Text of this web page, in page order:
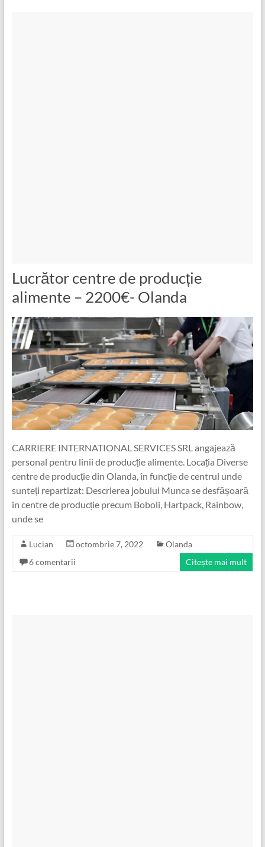
Lucrător centre de producție
alimente – 2200€- Olanda
CARRIERE INTERNATIONAL SERVICES SRL angajează
personal pentru linii de producție alimente. Locația Diverse
centre de producție din Olanda, în funcție de centrul unde
sunteți repartizat: Descrierea jobului Munca se desfășoară
în centre de producție precum Boboli, Hartpack, Rainbow,
unde se
Lucian octombrie 7, 2022
Olanda
6 comentarii
Citește mai mult